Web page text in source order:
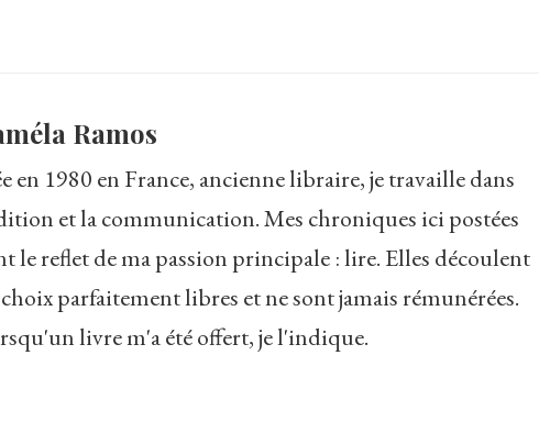
Ramos
en 1980 en France, ancienne libraire, je travaille dans
et la communication. Mes chroniques ici postées
le reflet de ma passion principale : lire. Elles découlent
parfaitement libres et ne sont jamais rémunérées.
livre m'a été offert, je l'indique.